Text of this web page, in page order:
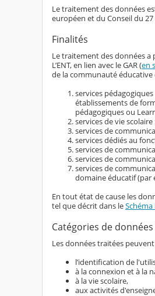
Le traitement des données
européen et du Conseil du
Finalités
Le traitement des données a
L’ENT, en lien avec le GAR (en
de la communauté
services
établissements de
pédagogiques ou
services de vie
services de
services dédiés au
services de
services de
services de
domaine éducatif (par
En tout état de cause les
tel que décrit dans leSchéma
Catégories de
Les données traitées
l’identification de
à la connexion et à la
à la vie scolaire,
aux activités